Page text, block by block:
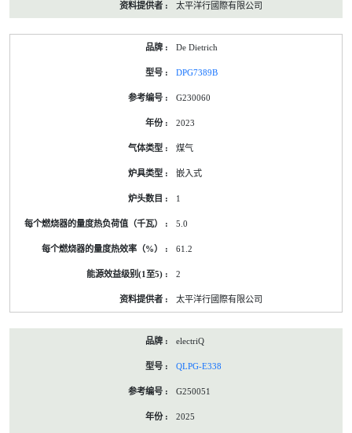
太平洋行國際有限公司
De Dietrich
DPG7389B
G230060
2023
煤气
嵌入式
1
5.0
61.2
2
太平洋行國際有限公司
electriQ
QLPG-E338
G250051
2025